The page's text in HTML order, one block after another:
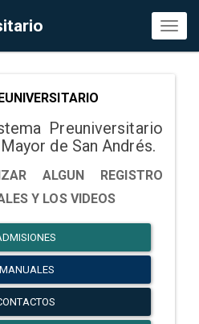
Preuniversitario
de San Andrés.
ALGUN REGISTRO
Y LOS VIDEOS